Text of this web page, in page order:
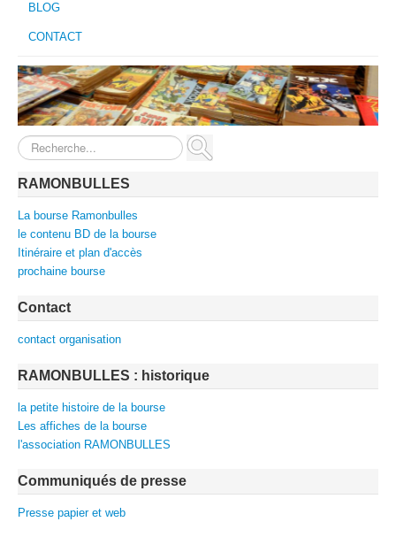
BLOG
CONTACT
Rechercher
RAMONBULLES
La bourse Ramonbulles
le contenu BD de la bourse
Itinéraire et plan d'accès
prochaine bourse
Contact
contact organisation
RAMONBULLES : historique
la petite histoire de la bourse
Les affiches de la bourse
l'association RAMONBULLES
Communiqués de presse
Presse papier et web